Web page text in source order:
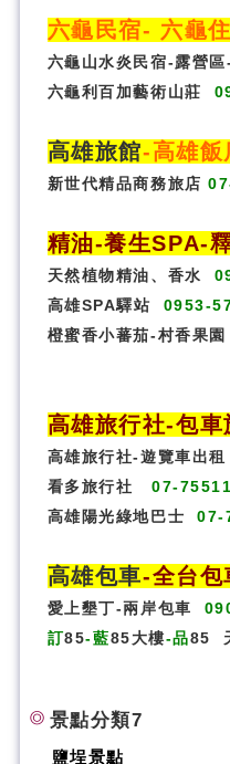
六龜民宿- 六龜
六龜山水炎民宿-露營
六龜利百加藝術山莊
高雄旅館-高雄飯
新世代精品商務旅店
精油-養生SPA-
天然植物精油、香水
高雄SPA驛站
0953-
橙蜜香小蕃茄-村香果園
高雄旅行社-包車
高雄旅行社-遊覽車出租
看多旅行社
07-
高雄陽光綠地巴士
07-
高雄包車-全台包
愛上墾丁-兩岸包車
訂85-藍85大樓-品85
景點分類7
鹽埕景點